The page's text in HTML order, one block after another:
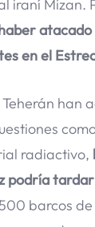
iraní Mizan.
en el
han
radiactivo,
podría
barcos